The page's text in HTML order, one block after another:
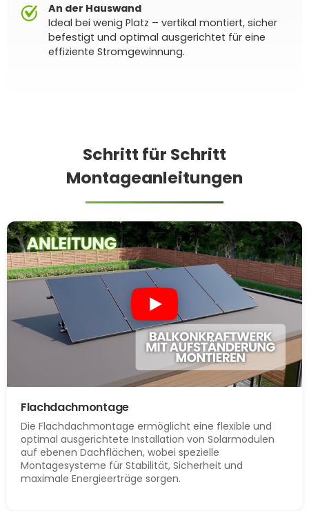
An der Hauswand
Ideal bei wenig Platz – vertikal montiert, sicher
befestigt und optimal ausgerichtet für eine
effiziente Stromgewinnung.
Schritt für Schritt
Montageanleitungen
Flachdachmontage
Die Flachdachmontage ermöglicht eine flexible und
optimal ausgerichtete Installation von Solarmodulen
auf ebenen Dachflächen, wobei spezielle
Montagesysteme für Stabilität, Sicherheit und
maximale Energieerträge sorgen.